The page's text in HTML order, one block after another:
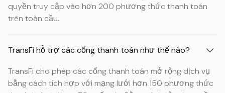
quyền truy cập vào hơn 200 phương thức thanh toán
trên toàn cầu.
TransFi hỗ trợ các cổng thanh toán như thế nào?
TransFi cho phép các cổng thanh toán mở rộng dịch vụ
bằng cách tích hợp với mạng lưới hơn 150 phương thức